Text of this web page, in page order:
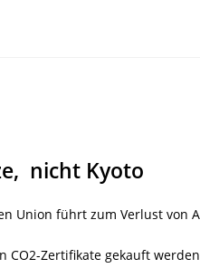
nicht Kyoto
Union führt zum Verlust von
Zertifikate gekauft